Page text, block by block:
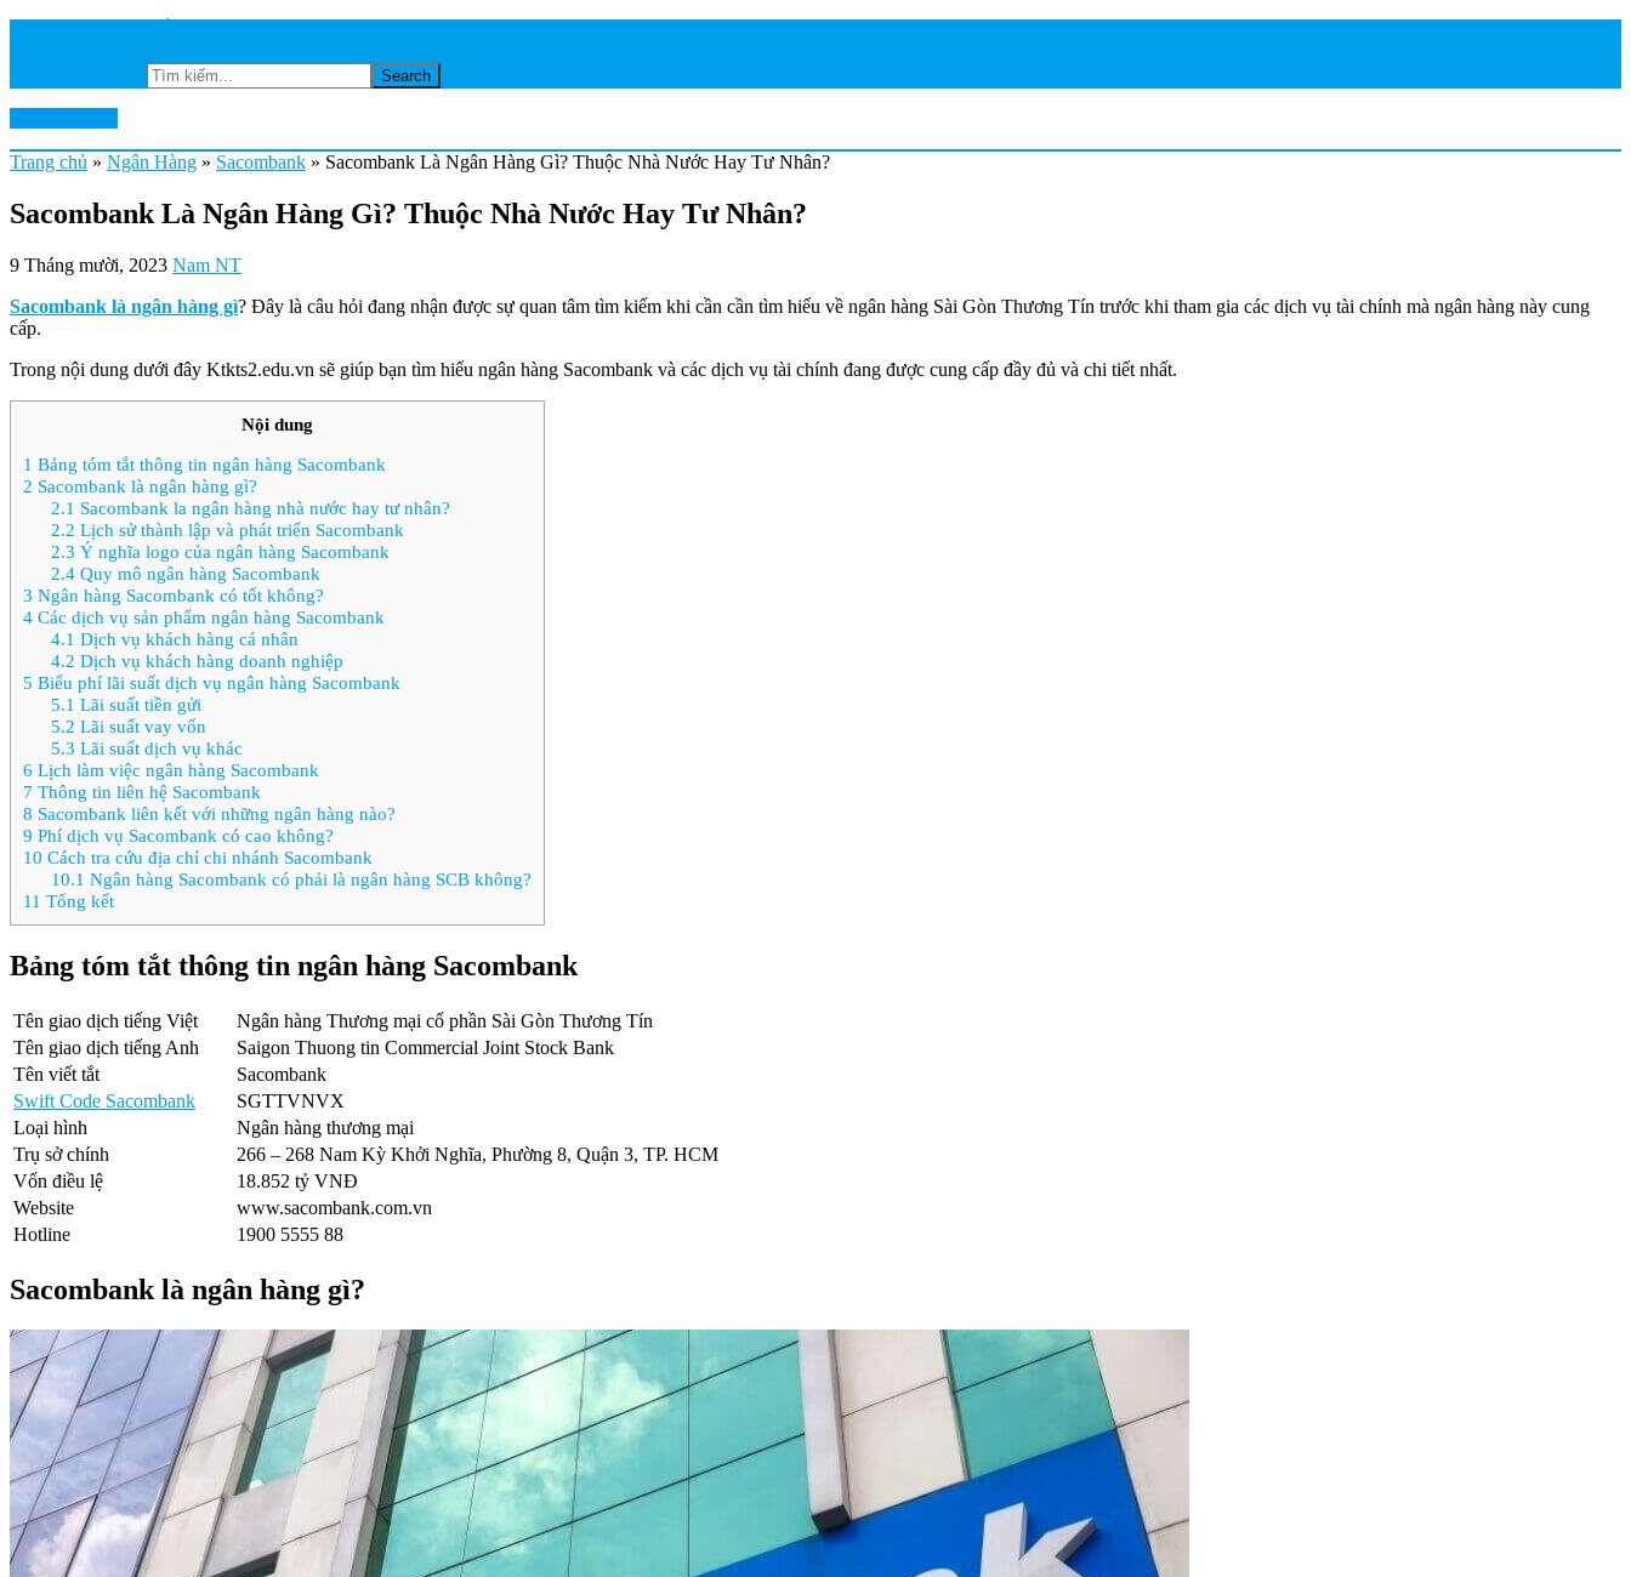
Trang chủ » Ngân Hàng » Sacombank » Sacombank Là Ngân Hàng Gì? Thuộc Nhà Nước Hay Tư Nhân?
Sacombank Là Ngân Hàng Gì? Thuộc Nhà Nước Hay Tư Nhân?
9 Tháng mười, 2023 Nam NT
Sacombank là ngân hàng gì? Đây là câu hỏi đang nhận được sự quan tâm tìm kiếm khi cần cần tìm hiểu về ngân hàng Sài Gòn Thương Tín trước khi tham gia các dịch vụ tài chính mà ngân hàng này cung
cấp.
Trong nội dung dưới đây Ktkts2.edu.vn sẽ giúp bạn tìm hiểu ngân hàng Sacombank và các dịch vụ tài chính đang được cung cấp đầy đủ và chi tiết nhất.
Nội dung
1 Bảng tóm tắt thông tin ngân hàng Sacombank
2 Sacombank là ngân hàng gì?
2.1 Sacombank la ngân hàng nhà nước hay tư nhân?
2.2 Lịch sử thành lập và phát triển Sacombank
2.3 Ý nghĩa logo của ngân hàng Sacombank
2.4Quy mô ngân hàng Sacombank
3 Ngân hàng Sacombank có tốt không?
4 Các dịch vụ sản phẩm ngân hàng Sacombank
4.1 Dịch vụ khách hàng cá nhân
4.2 Dịch vụ khách hàng doanh nghiệp
5 Biểu phí lãi suất dịch vụ ngân hàng Sacombank
5.1 Lãi suất tiền gửi
5.2 Lãi suất vay vốn
5.3 Lãi suất dịch vụ khác
6 Lịch làm việc ngân hàng Sacombank
7 Thông tin liên hệ Sacombank
8 Sacombank liên kết với những ngân hàng nào?
9 Phí dịch vụ Sacombank có cao không?
10 Cách tra cứu địa chỉ chi nhánh Sacombank
10.1 Ngân hàng Sacombank có phải là ngân hàng SCB không?
11 Tổng kết
Bảng tóm tắt thông tin ngân hàng Sacombank
Tên giao dịch tiếng Việt
Ngân hàng Thương mại cổ phần Sài Gòn Thương Tín
Tên giao dịch tiếng Anh
Saigon Thuong tin Commercial Joint Stock Bank
Tên viết tắt
Sacombank
Swift Code Sacombank
SGTTVNVX
Loại hình
Ngân hàng thương mại
Trụ sở chính
266 – 268 Nam Kỳ Khởi Nghĩa, Phường 8, Quận 3, TP. HCM
Vốn điều lệ
18.852 tỷ VNĐ
Website
www.sacombank.com.vn
Hotline
1900 5555 88
Sacombank là ngân hàng gì?